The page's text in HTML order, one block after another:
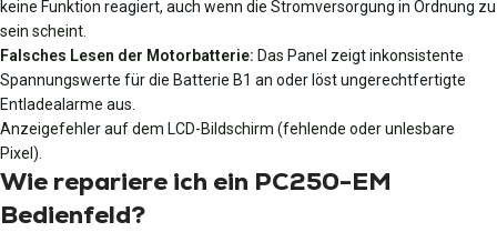
keine Funktion reagiert, auch wenn die Stromversorgung in Ordnung zu
sein scheint.
Falsches Lesen der Motorbatterie: Das Panel zeigt inkonsistente
Spannungswerte für die Batterie B1 an oder löst ungerechtfertigte
Entladealarme aus.
Anzeigefehler auf dem LCD-Bildschirm (fehlende oder unlesbare
Pixel).
Wie repariere ich ein PC250-EM
Bedienfeld?